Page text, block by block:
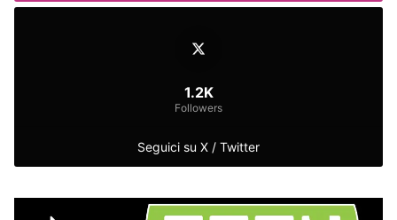
Seguici su X / Twitter
1.2K
Followers